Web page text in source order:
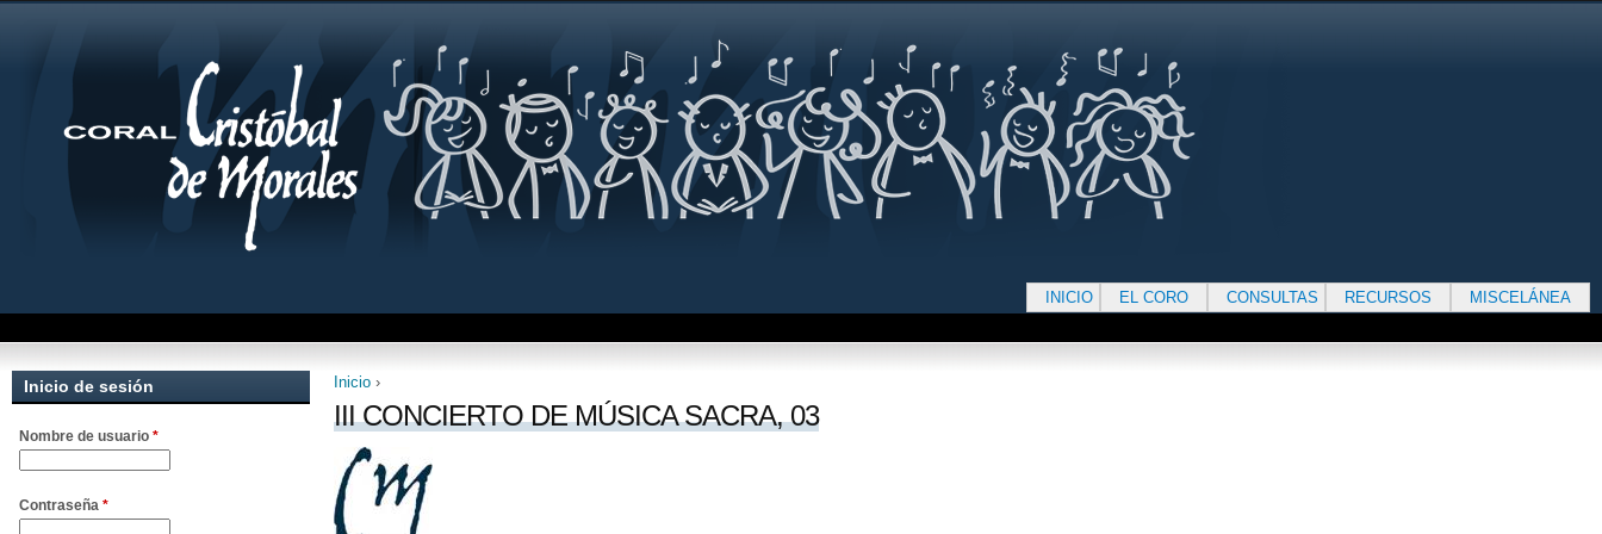
Se encuentra usted aquí
Inicio ›
III CONCIERTO DE MÚSICA SACRA, 03
INICIO EL CORO CONSULTAS RECURSOS MISCELÁNEA
Inicio de sesión
Nombre de usuario *
Contraseña *